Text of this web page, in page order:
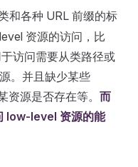
和各种 URL 前缀的标
资源的访问，比
访问需要从类路径或
。并且缺少某些
源是否存在等。 而
low-level 资源的能